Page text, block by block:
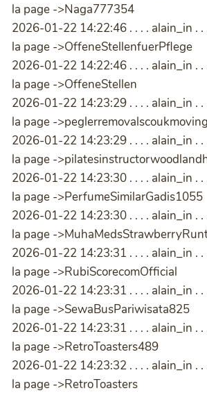
la page ->Naga777354
2026-01-22 14:22:46 . . . . alain_in . .
la page ->OffeneStellenfuerPflege
2026-01-22 14:22:46 . . . . alain_in . .
la page ->OffeneStellen
2026-01-22 14:23:29 . . . . alain_in . .
la page -
2026-01-22 14:23:29 . . . . alain_in . .
la page -
2026-01-22 14:23:30 . . . . alain_in . .
la page ->PerfumeSimilarGadis1055
2026-01-22 14:23:30 . . . . alain_in . .
la page -
2026-01-22 14:23:31 . . . . alain_in . .
la page ->RubiScorecomOfficial
2026-01-22 14:23:31 . . . . alain_in . .
la page ->SewaBusPariwisata825
2026-01-22 14:23:31 . . . . alain_in . .
la page ->RetroToasters489
2026-01-22 14:23:32 . . . . alain_in . .
la page ->RetroToasters